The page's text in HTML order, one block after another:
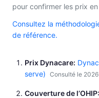
pour confirmer les prix
Consultez la
de référence.
Prix Dynacare
serve) Consulté le
Couverture de l’OHIP